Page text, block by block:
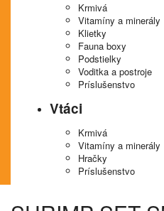
Krmivá
Vitamíny a minerály
Klietky
Fauna boxy
Podstielky
Voditka a postroje
Príslušenstvo
Vtáci
Krmivá
Vitamíny a minerály
Hračky
Príslušenstvo